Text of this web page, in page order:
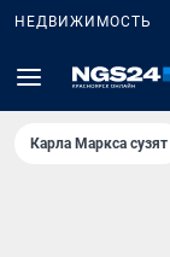
НЕДВИЖИМОСТЬ
Карла Маркса сузят